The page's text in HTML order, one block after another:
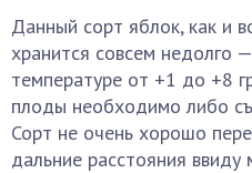
Данный сорт яблок, как и
хранится совсем недолго
температуре от +1 до +8
плоды необходимо либо
Сорт не очень хорошо
дальние расстояния